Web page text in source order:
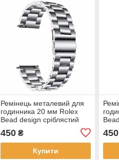
Ремінець металевий для
годинника 20 мм Rolex
Bead design сріблястий
450₴
Купити
450